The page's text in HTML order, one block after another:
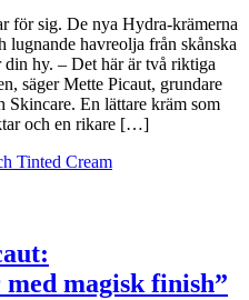
för sig. De nya Hydra-krämerna
lugnande havreolja från skånska
din hy. – Det här är två riktiga
säger Mette Picaut, grundare
Skincare. En lättare kräm som
och en rikare […]
magisk finish”